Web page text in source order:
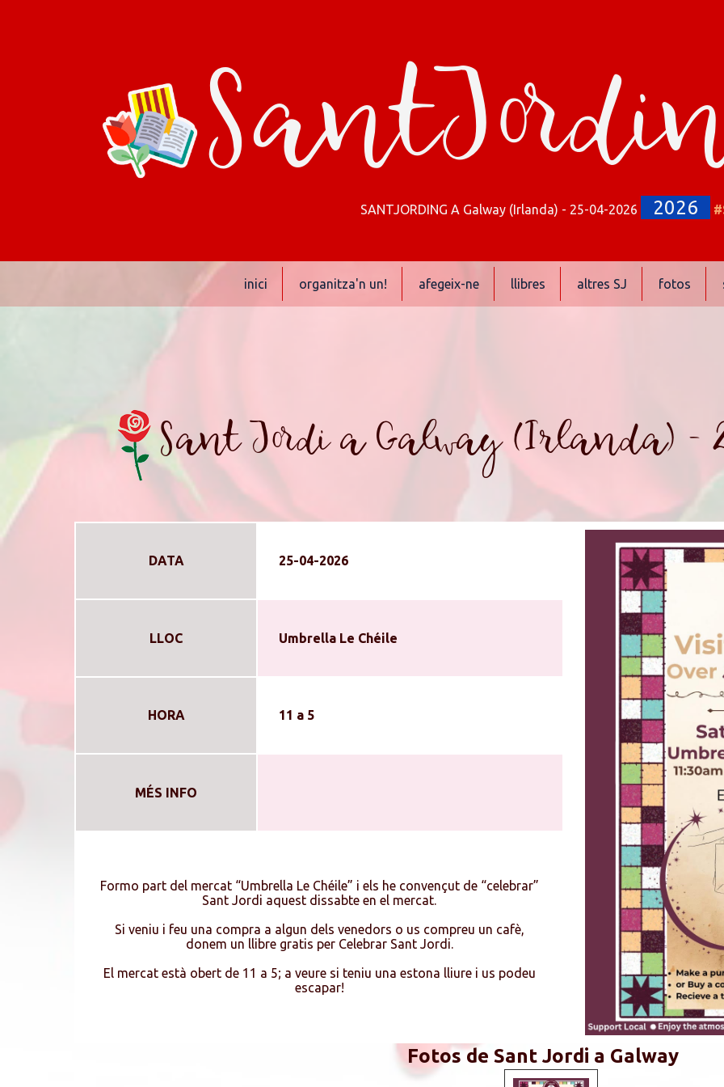
SANTJORDING A Galway (Irlanda) - 25-04-2026 2026
inici organitza'n un! afegeix-ne llibres altres SJ fotos
Sant Jordi a Galway (Irlanda) -
DATA 25-04-2026
LLOC Umbrella Le Chéile
HORA 11 a 5
MÉS INFO
Formo part del mercat “Umbrella Le Chéile” i els he convençut de “celebrar”
Sant Jordi aquest dissabte en el mercat.
Si veniu i feu una compra a algun dels venedors o us compreu un cafè,
donem un llibre gratis per Celebrar Sant Jordi.
El mercat està obert de 11 a 5; a veure si teniu una estona lliure i us podeu
escapar!
Fotos de Sant Jordi a Galway